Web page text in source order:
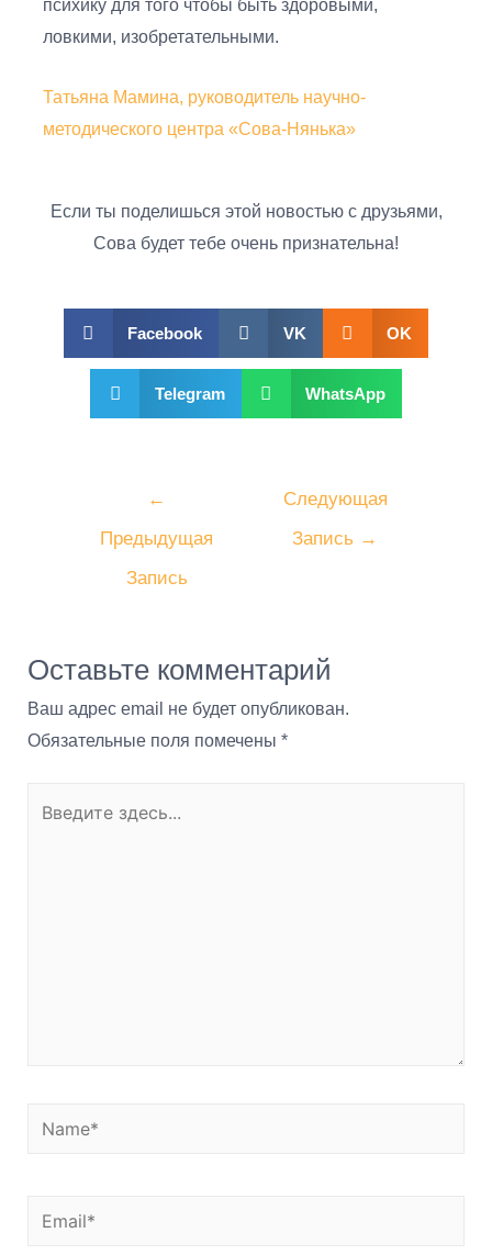
психику для того чтобы быть здоровыми,
ловкими, изобретательными.
Татьяна Мамина, руководитель научно-
методического центра «Сова-Нянька»
Если ты поделишься этой новостью с друзьями,
Сова будет тебе очень признательна!
Facebook VK OK
Telegram WhatsApp
←
Предыдущая
Запись
Следующая
Запись →
Оставьте комментарий
Ваш адрес email не будет опубликован.
Обязательные поля помечены *